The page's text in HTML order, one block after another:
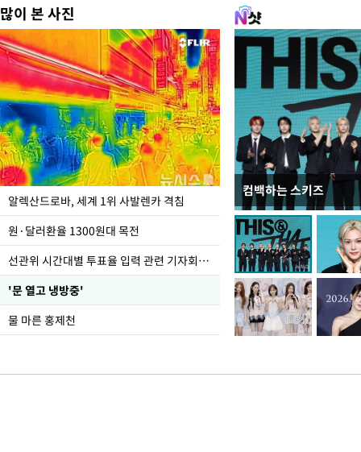
많이 본 사진
알렉산드로바, 세계 1위 사발렌카 격침
원·달러환율 1300원대 목전
선관위 시간대별 투표율 입력 관련 기자회견하는 주진우 의원
'문 열고 냉방중'
물 마른 홍제천
컴백하는 스키즈
극한 폭염에 바닥 드
도